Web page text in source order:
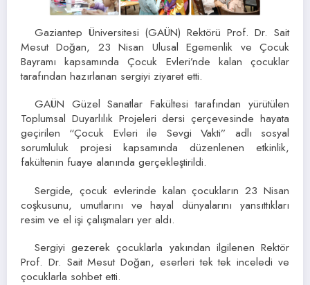
Gaziantep Üniversitesi (GAÜN) Rektörü Prof. Dr. Sait
Mesut Doğan, 23 Nisan Ulusal Egemenlik ve Çocuk
Bayramı kapsamında Çocuk Evleri’nde kalan çocuklar
tarafından hazırlanan sergiyi ziyaret etti.
GAÜN Güzel Sanatlar Fakültesi tarafından yürütülen
Toplumsal Duyarlılık Projeleri dersi çerçevesinde hayata
geçirilen “Çocuk Evleri ile Sevgi Vakti” adlı sosyal
sorumluluk projesi kapsamında düzenlenen etkinlik,
fakültenin fuaye alanında gerçekleştirildi.
Sergide, çocuk evlerinde kalan çocukların 23 Nisan
coşkusunu, umutlarını ve hayal dünyalarını yansıttıkları
resim ve el işi çalışmaları yer aldı.
Sergiyi gezerek çocuklarla yakından ilgilenen Rektör
Prof. Dr. Sait Mesut Doğan, eserleri tek tek inceledi ve
çocuklarla sohbet etti.